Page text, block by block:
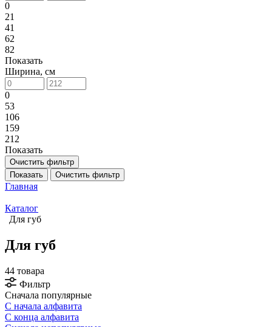
0
21
41
62
82
Показать
Ширина, см
0
53
106
159
212
Показать
Очистить фильтр
Показать
Очистить фильтр
Главная
Каталог
Для губ
Для губ
44 товара
Фильтр
Сначала популярные
С начала алфавита
С конца алфавита